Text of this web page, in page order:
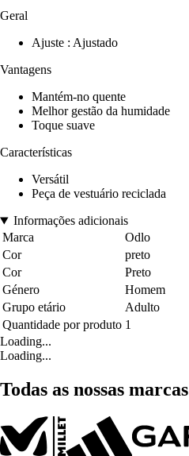
Geral
Ajuste : Ajustado
Vantagens
Mantém-no quente
Melhor gestão da humidade
Toque suave
Características
Versátil
Peça de vestuário reciclada
Informações adicionais
Marca
Odlo
Cor
preto
Cor
Preto
Género
Homem
Grupo etário
Adulto
Quantidade por produto 1
Loading...
Loading...
Todas as nossas marcas